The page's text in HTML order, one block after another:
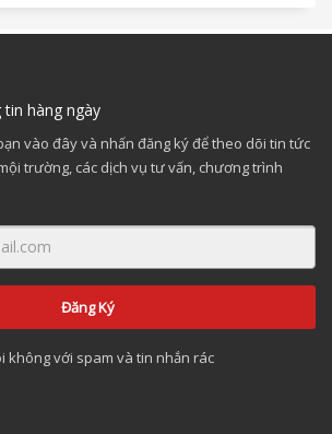
hàng ngày
vào đây và nhấn đăng ký để theo dõi tin tức
trường, các dịch vụ tư vấn, chương trình
không với spam và tin nhắn rác